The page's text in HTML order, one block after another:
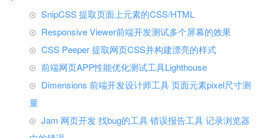
SnipCSS 提取页面上元素的CSS/HTML
Responsive Viewer前端开发测试多个屏幕的效果
CSS Peeper 提取网页CSS并构建漂亮的样式
前端网页APP性能优化测试工具Lighthouse
Dimensions 前端开发设计师工具 页面元素pixel尺寸测
量
Jam 网页开发 找bug的工具 错误报告工具 记录浏览器